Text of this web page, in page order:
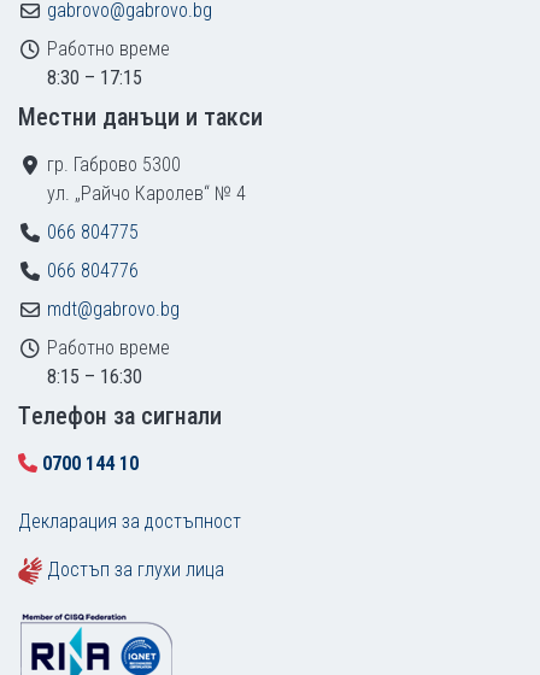
gabrovo@gabrovo.bg
Работно време
8:30 – 17:15
Местни данъци и такси
гр. Габрово 5300
ул. „Райчо Каролев“ № 4
066 804775
066 804776
mdt@gabrovo.bg
Работно време
8:15 – 16:30
Tелефон за сигнали
0700 144 10
Декларация за достъпност
Достъп за глухи лица